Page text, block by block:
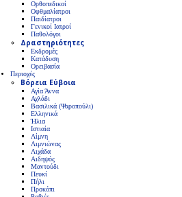
Ορθοπεδικοί
Οφθμαλίατροι
Παιδίατροι
Γενικοί Ιατροί
Παθολόγοι
Δραστηριότητες
Εκδρομές
Κατάδυση
Ορειβασία
Περιοχές
Βόρεια Εύβοια
Αγία Άννα
Αχλάδι
Βασιλικά (Ψαροπούλι)
Ελληνικά
Ήλια
Ιστιαία
Λίμνη
Λιμνιώνας
Λιχάδα
Αιδηψός
Μαντούδι
Πευκί
Πήλι
Προκόπι